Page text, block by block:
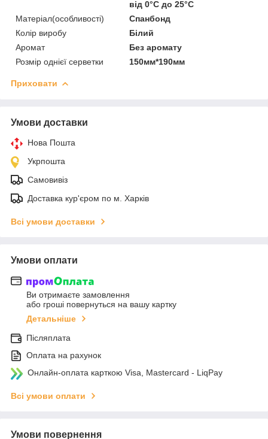
від 0°С до 25°С
Матеріал(особливості)
Спанбонд
Колір виробу
Білий
Аромат
Без аромату
Розмір однієї серветки
150мм*190мм
Приховати
Умови доставки
Нова Пошта
Укрпошта
Самовивіз
Доставка кур'єром по м. Харків
Всі умови доставки
Умови оплати
Ви отримаєте замовлення
або гроші повернуться на вашу картку
Детальніше
Післяплата
Оплата на рахунок
Онлайн-оплата карткою Visa, Mastercard - LiqPay
Всі умови оплати
Умови повернення